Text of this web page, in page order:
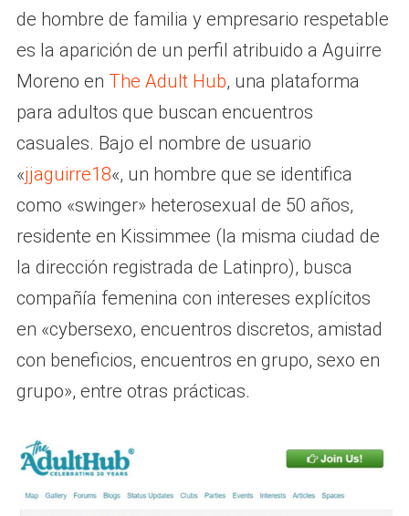
de hombre de familia y empresario respetable
es la aparición de un perfil atribuido a Aguirre
Moreno en The Adult Hub, una plataforma
para adultos que buscan encuentros
casuales. Bajo el nombre de usuario
«jjaguirre18«, un hombre que se identifica
como «swinger» heterosexual de 50 años,
residente en Kissimmee (la misma ciudad de
la dirección registrada de Latinpro), busca
compañía femenina con intereses explícitos
en «cybersexo, encuentros discretos, amistad
con beneficios, encuentros en grupo, sexo en
grupo», entre otras prácticas.